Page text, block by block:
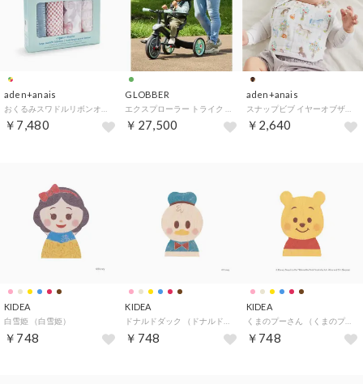
aden+anais
￥7,480
GLOBBER
￥27,500
aden+anais
スナップビブ イヤーオブザホース・うま 3枚【返品不可商品】 （マルチカラー）
￥2,640
KIDEA
白雪姫 （白雪姫）
￥748
KIDEA
￥748
KIDEA
くまのプーさん （くまのプーさん）
￥748